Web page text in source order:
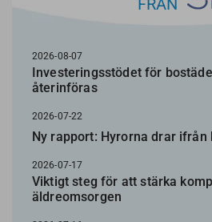
2026-08-07
Investeringsstödet för
återinföras
2026-07-22
Ny rapport: Hyrorna drar
2026-07-17
Viktigt steg för att stärka
äldreomsorgen